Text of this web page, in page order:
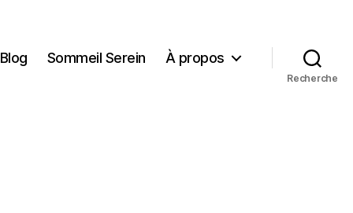
Blog Sommeil Serein À propos
Recherche